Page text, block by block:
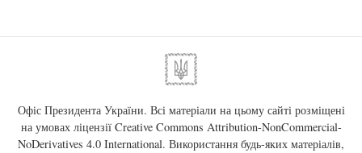
Офіс Президента України. Всі матеріали на цьому сайті розміщені
на умовах ліцензії Creative Commons Attribution-NonCommercial-
NoDerivatives 4.0 International. Використання будь-яких матеріалів,